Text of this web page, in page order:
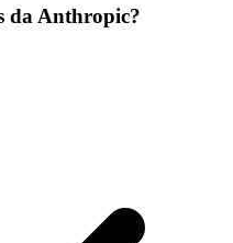
da Anthropic?